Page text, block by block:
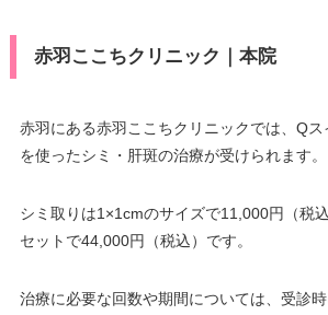
赤羽ここちクリニック｜本院
赤羽にある赤羽ここちクリニックでは、Q
を使ったシミ・肝斑の治療が受けられます。
シミ取りは1×1cmのサイズで11,000円（税
セットで44,000円（税込）です。
治療に必要な回数や期間については、受診